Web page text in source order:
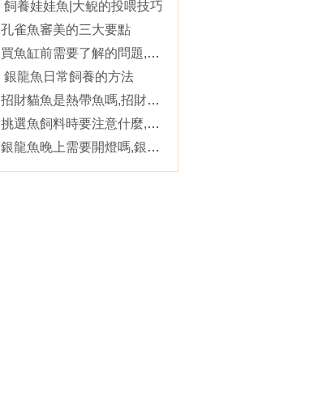
飼養娃娃魚|大鲵的投喂技巧
孔雀魚審美的三大要點
買魚缸前需要了解的問題,如果魚缸發生漏水應該怎麼辦
銀龍魚日常飼養的方法
招財貓魚是熱帶魚嗎,招財貓魚選購及飼養注意事項
挑選魚飼料時要注意什麼,魚飼料的質量好壞怎麼分辨
銀龍魚晚上需要開燈嗎,銀龍魚怎麼養及投喂方法